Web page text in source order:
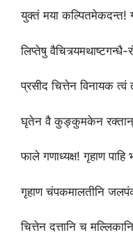
युक्तं मया कल्पितमेकदन्त!
लिप्तेषु
प्रसीद चित्तेन विनायक
घृतेन वै कुङ्कुमकेन रक्तान्
फाले गणाध्यक्ष! गृहाण
गृहाण चंपकमालतीनि
चित्तेन दत्तानि च